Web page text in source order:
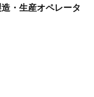
・生産オペレータ